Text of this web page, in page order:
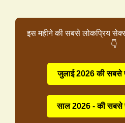
इस महीने की सबसे लोकप्रिय
👇
जुलाई 2026 की सबसे
साल 2026 - की सबसे